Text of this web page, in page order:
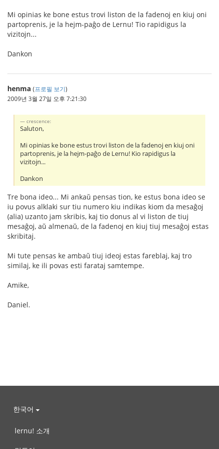
Mi opinias ke bone estus trovi liston de la fadenoj en kiuj oni
partoprenis, je la hejm-paĝo de Lernu! Tio rapidigus la
vizitojn...
Dankon
henma (프로필 보기)
2009년 3월 27일 오후 7:21:30
crescence:
Saluton,
Mi opinias ke bone estus trovi liston de la fadenoj en kiuj oni
partoprenis, je la hejm-paĝo de Lernu! Kio rapidigus la
vizitojn...
Dankon
Tre bona ideo... Mi ankaŭ pensas tion, ke estus bona ideo se
iu povus alklaki sur tiu numero kiu indikas kiom da mesaĝoj
(alia) uzanto jam skribis, kaj tio donus al vi liston de tiuj
mesaĝoj, aŭ almenaŭ, de la fadenoj en kiuj tiuj mesaĝoj estas
skribitaj.
Mi tute pensas ke ambaŭ tiuj ideoj estas fareblaj, kaj tro
similaj, ke ili povas esti farataj samtempe.
Amike,
Daniel.
한국어
lernu! 소개